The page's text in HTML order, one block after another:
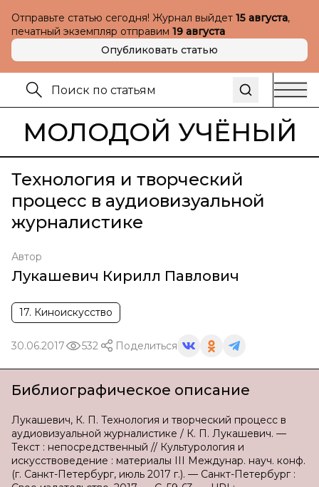
Отправьте статью сегодня! Журнал выйдет 15 августа,
печатный экземпляр отправим 19 августа
Опубликовать статью
МОЛОДОЙ УЧЁНЫЙ
Технология и творческий
процесс в аудиовизуальной
журналистике
Автор
Лукашевич Кирилл Павлович
17. Киноискусство
30.06.2017 532 Поделиться
Библиографическое описание
Лукашевич, К. П. Технология и творческий процесс в
аудиовизуальной журналистике / К. П. Лукашевич. —
Текст : непосредственный // Культурология и
искусствоведение : материалы III Междунар. науч. конф.
(г. Санкт-Петербург, июль 2017 г.). — Санкт-Петербург :